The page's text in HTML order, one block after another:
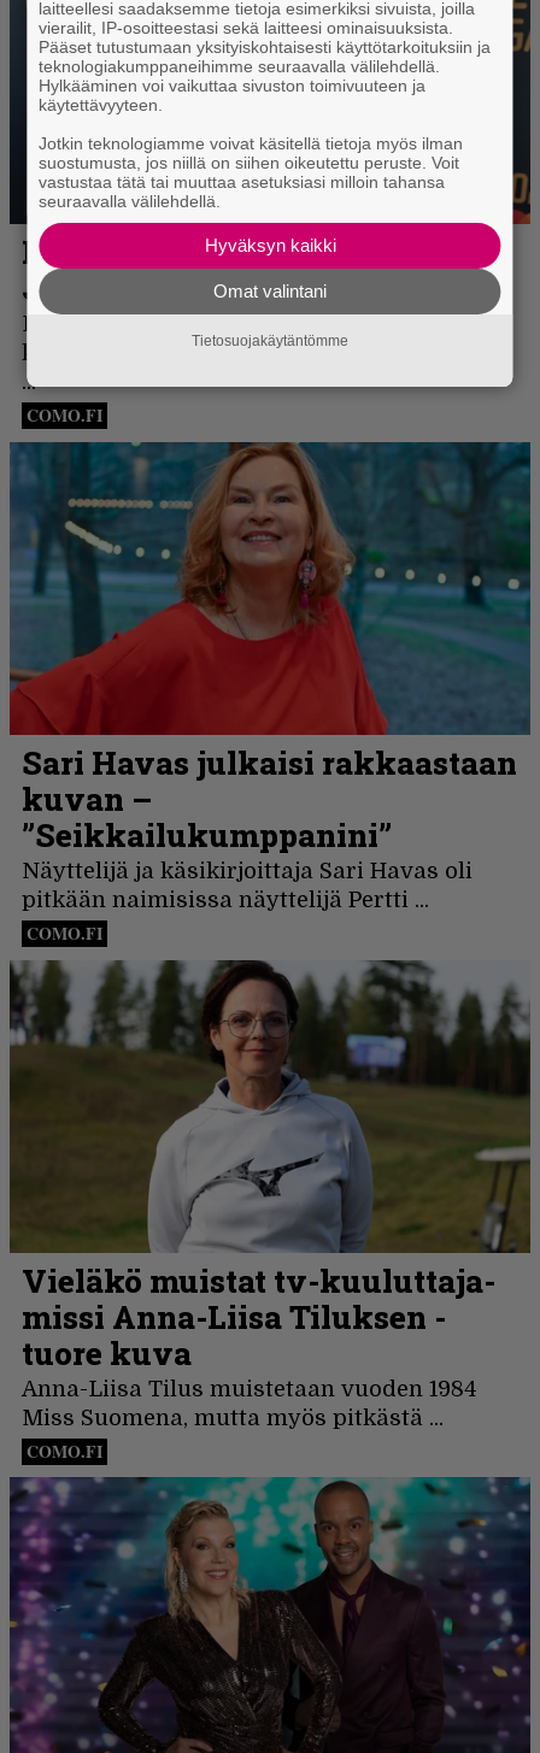
laitteellesi saadaksemme tietoja esimerkiksi sivuista, joilla
vierailit, IP-osoitteestasi sekä laitteesi ominaisuuksista.
Pääset tutustumaan yksityiskohtaisesti käyttötarkoituksiin ja
teknologiakumppaneihimme seuraavalla välilehdellä.
Hylkääminen voi vaikuttaa sivuston toimivuuteen ja
käytettävyyteen.
Jotkin teknologiamme voivat käsitellä tietoja myös ilman
suostumusta, jos niillä on siihen oikeutettu peruste. Voit
vastustaa tätä tai muuttaa asetuksiasi milloin tahansa
seuraavalla välilehdellä.
Hyväksyn kaikki
Omat valintani
Tietosuojakäytäntömme